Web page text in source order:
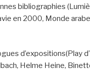
bibliographies
en 2000, Monde
d’expositions(Play
Helme Heine,